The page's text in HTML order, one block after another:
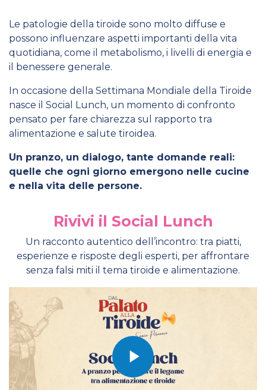
Le patologie della tiroide sono molto diffuse e
possono influenzare aspetti importanti della vita
quotidiana, come il metabolismo, i livelli di energia e
il benessere generale.
In occasione della Settimana Mondiale della Tiroide
nasce il Social Lunch, un momento di confronto
pensato per fare chiarezza sul rapporto tra
alimentazione e salute tiroidea.
Un pranzo, un dialogo, tante domande reali:
quelle che ogni giorno emergono nelle cucine
e nella vita delle persone.
Rivivi il Social Lunch
Un racconto autentico dell’incontro: tra piatti,
esperienze e risposte degli esperti, per affrontare
senza falsi miti il tema tiroide e alimentazione.
Play